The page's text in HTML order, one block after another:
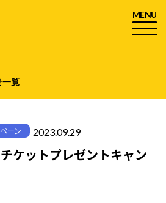
MENU
一覧
ーン 2023.09.29
ケットプレゼントキャン